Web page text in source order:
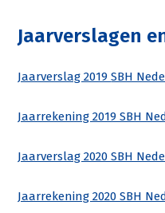
Jaarverslagen
Jaarverslag 2019SBH
Jaarrekening 2019 SBH
Jaarverslag 2020 SBH
Jaarrekening 2020 SBH